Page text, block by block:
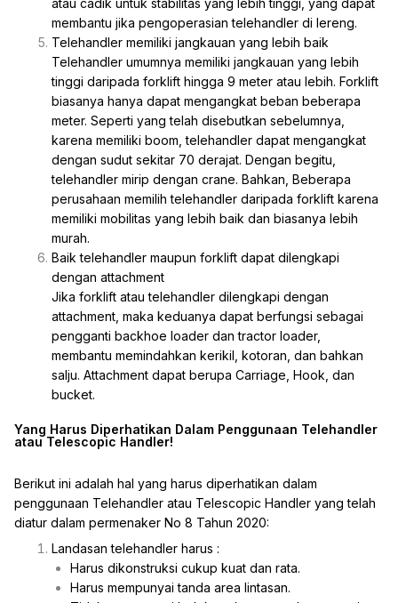
atau cadik untuk stabilitas yang lebih tinggi, yang dapat
membantu jika pengoperasian telehandler di lereng.
Telehandler memiliki jangkauan yang lebih baik
Telehandler umumnya memiliki jangkauan yang lebih
tinggi daripada forklift hingga 9 meter atau lebih. Forklift
biasanya hanya dapat mengangkat beban beberapa
meter. Seperti yang telah disebutkan sebelumnya,
karena memiliki boom, telehandler dapat mengangkat
dengan sudut sekitar 70 derajat. Dengan begitu,
telehandler mirip dengan crane. Bahkan, Beberapa
perusahaan memilih telehandler daripada forklift karena
memiliki mobilitas yang lebih baik dan biasanya lebih
murah.
Baik telehandler maupun forklift dapat dilengkapi
dengan attachment
Jika forklift atau telehandler dilengkapi dengan
attachment, maka keduanya dapat berfungsi sebagai
pengganti backhoe loader dan tractor loader,
membantu memindahkan kerikil, kotoran, dan bahkan
salju. Attachment dapat berupa Carriage, Hook, dan
bucket.
Yang Harus Diperhatikan Dalam Penggunaan Telehandler
atau Telescopic Handler!
Berikut ini adalah hal yang harus diperhatikan dalam
penggunaan Telehandler atau Telescopic Handler yang telah
diatur dalam permenaker No 8 Tahun 2020:
Landasan telehandler harus :
Harus dikonstruksi cukup kuat dan rata.
Harus mempunyai tanda area lintasan.